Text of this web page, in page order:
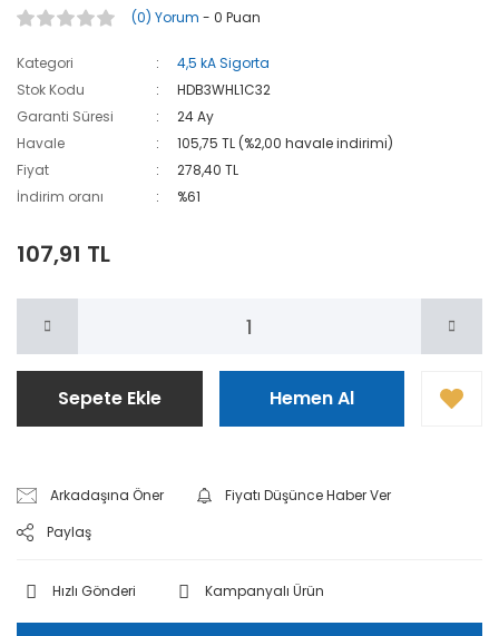
(0) Yorum - 0 Puan
Kategori
4,5 kA Sigorta
Stok Kodu
HDB3WHL1C32
Garanti Süresi
24 Ay
Havale
105,75 TL (%2,00 havale indirimi)
Fiyat
278,40 TL
İndirim oranı
%61
107,91 TL
Sepete Ekle Hemen Al
Arkadaşına Öner
Fiyatı Düşünce Haber Ver
Paylaş
Hızlı Gönderi Kampanyalı Ürün